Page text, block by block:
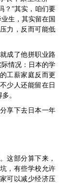
？”其实，咱们要
生，其实留在国
力，反而可能低
成了他拼职业路
情况：日本的学
工薪家庭反而更
少人还能留在日
。
享下去日本一年
这部分算下来，
，有些学校允许
可以减少经济压